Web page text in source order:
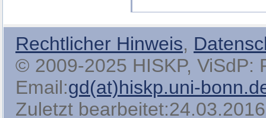
Rechtlicher Hinweis,
© 2009-2025 HISKP, ViSdP:
Email:gd(at)hiskp.uni-
Zuletzt